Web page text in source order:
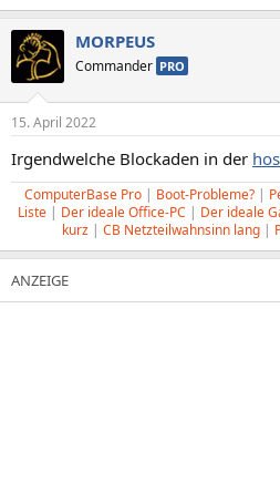
MORPEUS
Commander PRO
15. April 2022
Irgendwelche Blockaden in der
ComputerBase Pro| Boot-Probleme?|
Liste| Der ideale Office-PC | Der ideale
kurz | CB Netzteilwahnsinn lang |